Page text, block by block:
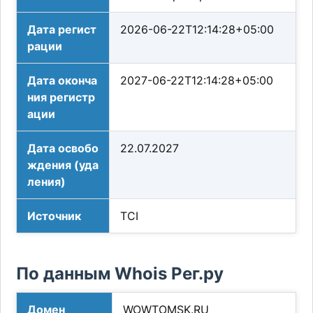
Дата регист
рации
2026-06-22T12:14:28+05:00
Дата оконча
ния регистр
ации
2027-06-22T12:14:28+05:00
Дата освобо
ждения (уда
ления)
22.07.2027
Источник TCI
По данным Whois Рег.ру
Домен WOWTOMSK.RU